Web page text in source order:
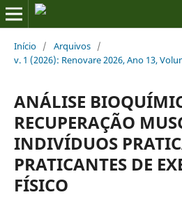
Início / Arquivos /
v. 1 (2026): Renovare 2026, Ano 13,
ANÁLISE
RECUPERAÇÃO
INDIVÍDUOS
PRATICANTES DE
FÍSICO